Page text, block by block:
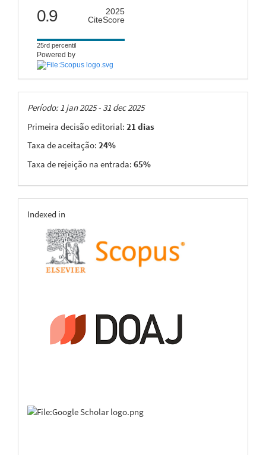
citescore
0.9
2025
CiteScore
25rd percentil
Powered by
Taxas
Período: 1 jan 2025 - 31 dec 2025
Primeira decisão editorial: 21 dias
Taxa de aceitação: 24%
Taxa de rejeição na entrada: 65%
indexing
Indexed in